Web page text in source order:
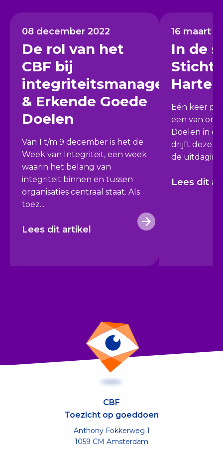
08 december 2022
De rol van het
CBF bij
integriteitsmanagement
& Erkende Goede
Doelen
Van 1 t/m 9 december is het de
Week van Integriteit, een week
waarin het belang van
integriteit binnen en tussen
organisaties centraal staat. Als
toez...
Lees dit artikel
16 maart
In de
Eén keer
een van
Doelen in
drijft deze
de
Lees dit
CBF
Toezicht op goeddoen
Anthony Fokkerweg 1
1059 CM Amsterdam